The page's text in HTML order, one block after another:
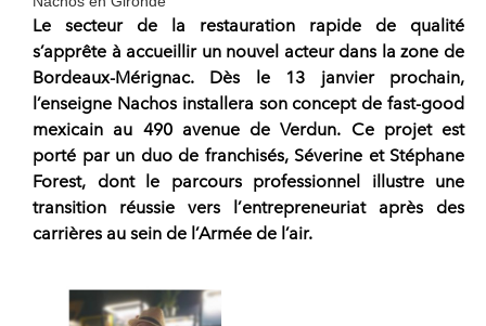
Le secteur de la restauration rapide de qualité
s’apprête à accueillir un nouvel acteur dans la zone de
Bordeaux-Mérignac. Dès le 13 janvier prochain,
l’enseigne Nachosinstallera son concept de fast-good
mexicain au 490 avenue de Verdun. Ce projet est
porté par un duo de franchisés, Séverine et Stéphane
Forest, dont le parcours professionnel illustre une
transition réussie vers l’entrepreneuriataprès des
carrières au sein de l’Armée de l’air.